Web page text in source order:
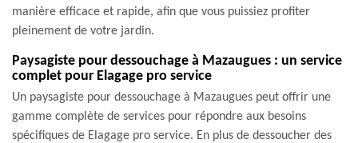
manière efficace et rapide, afin que vous puissiez profiter
pleinement de votre jardin.
Paysagiste pour dessouchage à Mazaugues : un service
complet pour Elagage pro service
Un paysagiste pour dessouchage à Mazaugues peut offrir une
gamme complète de services pour répondre aux besoins
spécifiques de Elagage pro service. En plus de dessoucher des